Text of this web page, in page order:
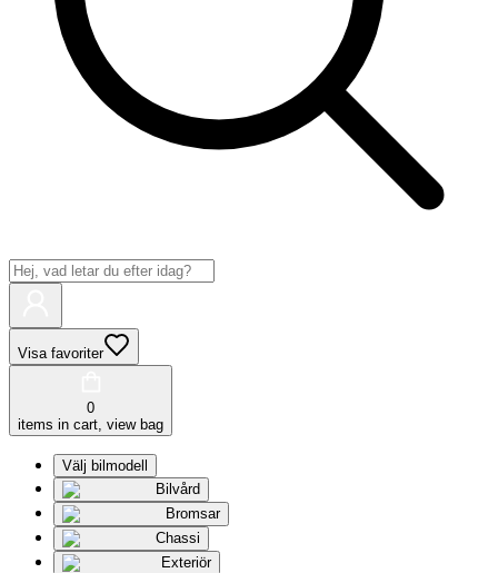
Visa favoriter
0
items in cart, view bag
Välj bilmodell
Bilvård
Bromsar
Chassi
Exteriör